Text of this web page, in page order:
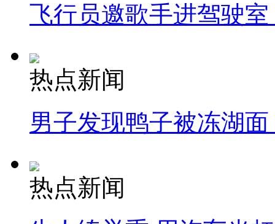
飞行员邀歌手进驾驶
热点新闻
男子发现鸭子被冻湖
热点新闻